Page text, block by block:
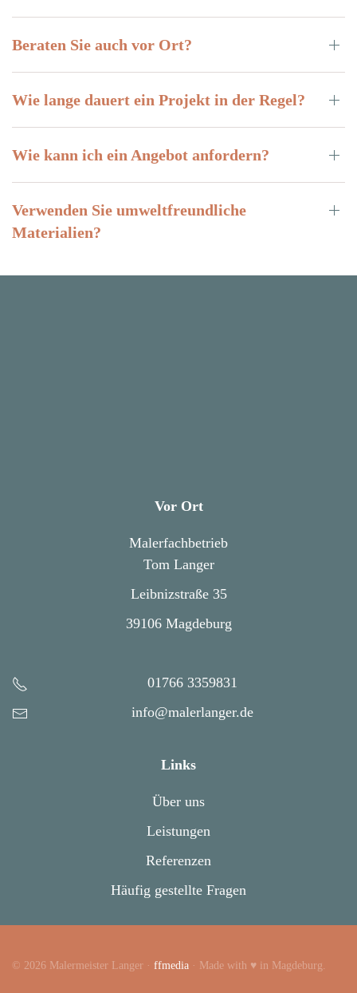
Beraten Sie auch vor Ort?
Wie lange dauert ein Projekt in der Regel?
Wie kann ich ein Angebot anfordern?
Verwenden Sie umweltfreundliche
Materialien?
Vor Ort
Malerfachbetrieb
Tom Langer
Leibnizstraße 35
39106 Magdeburg
01766 3359831
info@malerlanger.de
Links
Über uns
Leistungen
Referenzen
Häufig gestellte Fragen
© 2026 Malermeister Langer · ffmedia · Made with ♥ in Magdeburg.